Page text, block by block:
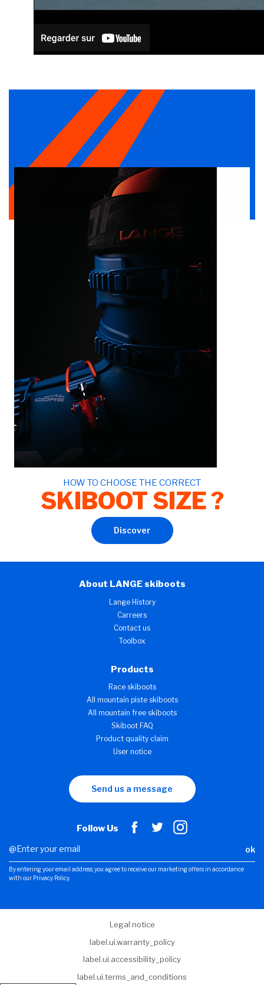
HOW TO CHOOSE THE CORRECT
SKIBOOT SIZE ?
Discover
About LANGE skiboots
Lange History
Carreers
Contact us
Toolbox
Products
Race skiboots
All mountain piste skiboots
All mountain free skiboots
Skiboot FAQ
Product quality claim
User notice
Send us a message
Follow Us
ok
By entering your email address, you agree to receive our marketing offers in accordance
with our Privacy Policy.
Legal notice
label.ui.warranty_policy
label.ui.accessibility_policy
label.ui.terms_and_conditions